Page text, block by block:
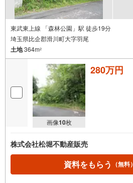
東武東上線 「森林公園」駅 徒歩19分
埼玉県比企郡滑川町大字羽尾
土地364m2
画像10枚
280万円
株式会社松堀不動産販売
資料をもらう （無料）